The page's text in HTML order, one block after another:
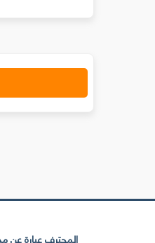
المحترف عبارة عن